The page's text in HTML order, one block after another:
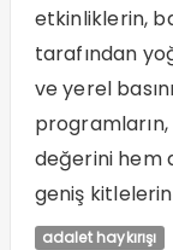
etkinliklerin,
tarafından
ve yerel
değerini hem
geniş
adalet haykırışı